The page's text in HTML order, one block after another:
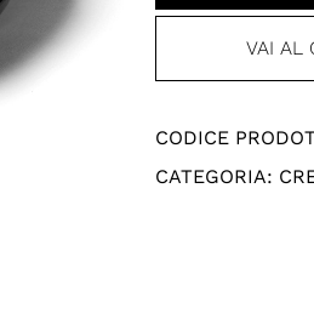
VAI AL
CODICE
CATEGORIA: